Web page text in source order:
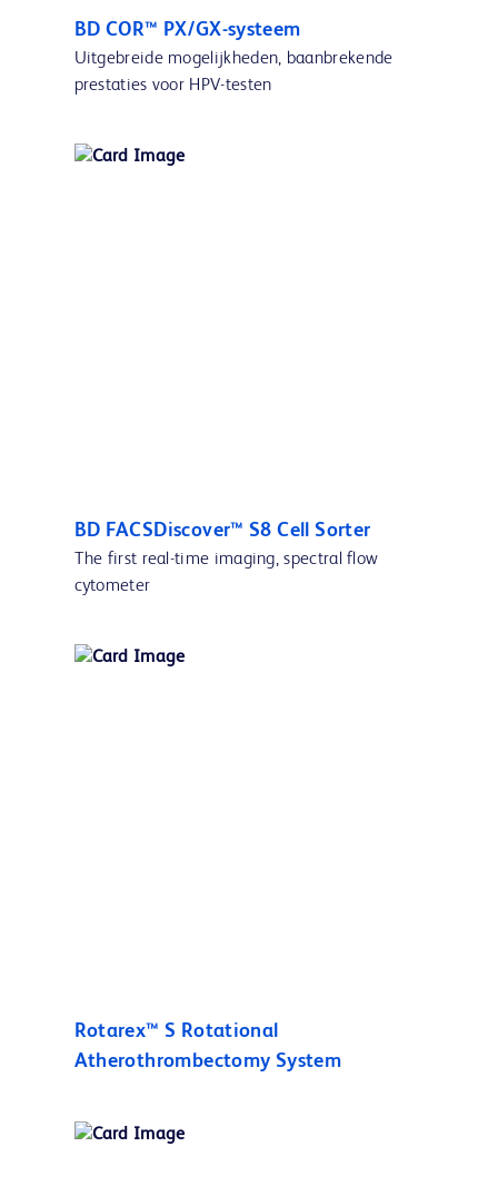
BD COR™ PX/GX-systeem
Uitgebreide mogelijkheden, baanbrekende
prestaties voor HPV-testen
BD FACSDiscover™ S8 Cell Sorter
The first real-time imaging, spectral flow
cytometer
Rotarex™ S Rotational
Atherothrombectomy System